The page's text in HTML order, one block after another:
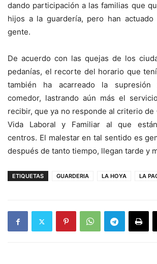
dando participación a las familias que
hijos a la guardería, pero han
gente.
De acuerdo con las quejas de los
pedanías, el recorte del horario que
también ha acarreado la
comedor, lastrando aún más el
recibir, que ya no responde al criterio de
Vida Laboral y Familiar al que
centros. El malestar en tal sentido es
después de tanto tiempo, llegan tarde y
ETIQUETAS GUARDERIA LA HOYA LA